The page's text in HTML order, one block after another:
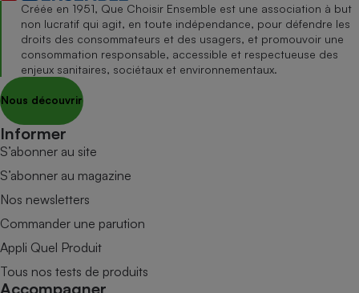
Créée en 1951, Que Choisir Ensemble est une association à but
non lucratif qui agit, en toute indépendance, pour défendre les
droits des consommateurs et des usagers, et promouvoir une
consommation responsable, accessible et respectueuse des
enjeux sanitaires, sociétaux et environnementaux.
Nous découvrir
Informer
S’abonner au site
S’abonner au magazine
Nos newsletters
Commander une parution
Appli Quel Produit
Tous nos tests de produits
Accompagner